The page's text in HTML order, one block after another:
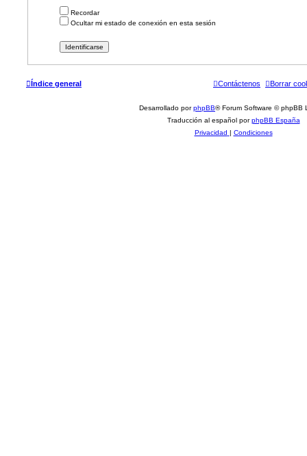
Recordar
Ocultar mi estado de conexión en esta sesión
Índice general Borrar
Contáctenos
Desarrollado porphpBB® Forum Software © phpBB
Traducción al español porphpBB España
Privacidad
Condiciones